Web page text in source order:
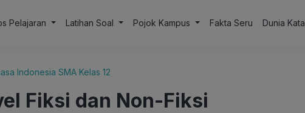
Pelajaran Latihan Soal Pojok Kampus Fakta Seru Dunia Kata
Indonesia SMA Kelas 12
Fiksi dan Non-Fiksi